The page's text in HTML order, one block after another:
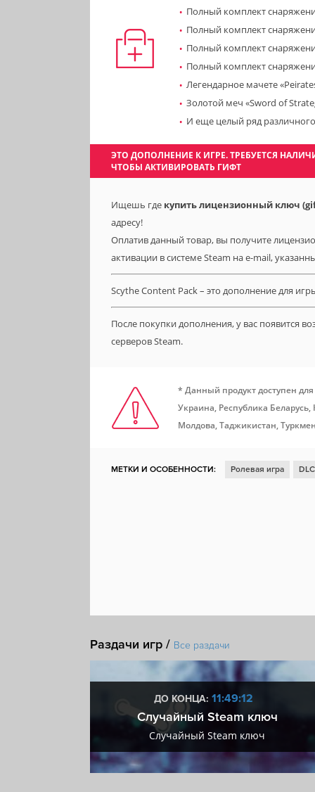
Полный комплект
Полный комплект
Полный комплект
Полный комплект
Легендарное мачете
Золотой меч «Sword of
И еще целый ряд
ЭТО ДОПОЛНЕНИЕ К ИГРЕ. ТРЕБУЕТСЯ
ЧТОБЫ АКТИВИРОВАТЬ ГИФТ
Ищешь где купить лицензионный ключ
адресу!
Оплатив данный товар, вы получите
активации в системе Steam на e-mail,
Scythe Content Pack – это дополнение для
После покупки дополнения, у вас появится
серверов Steam.
* Данный продукт доступен
Украина, Республика
Молдова, Таджикистан,
МЕТКИ И ОСОБЕННОСТИ: Ролевая игра DLC
Раздачи игр / Все раздачи
ДО КОНЦА: 11:49:12
Случайный Steam ключ
Случайный Steam ключ